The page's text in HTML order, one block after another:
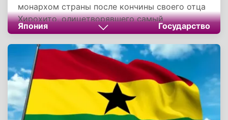
монархом страны после кончины своего отца
Хирохито, олицетворявшего самый
продолжительный период японской истории,
Сева. Акихито стал императором Японии и
символом государства и единства народа, его
статус определяется волей народа, которому
принадлежит суверенная власть.
Япония Государство